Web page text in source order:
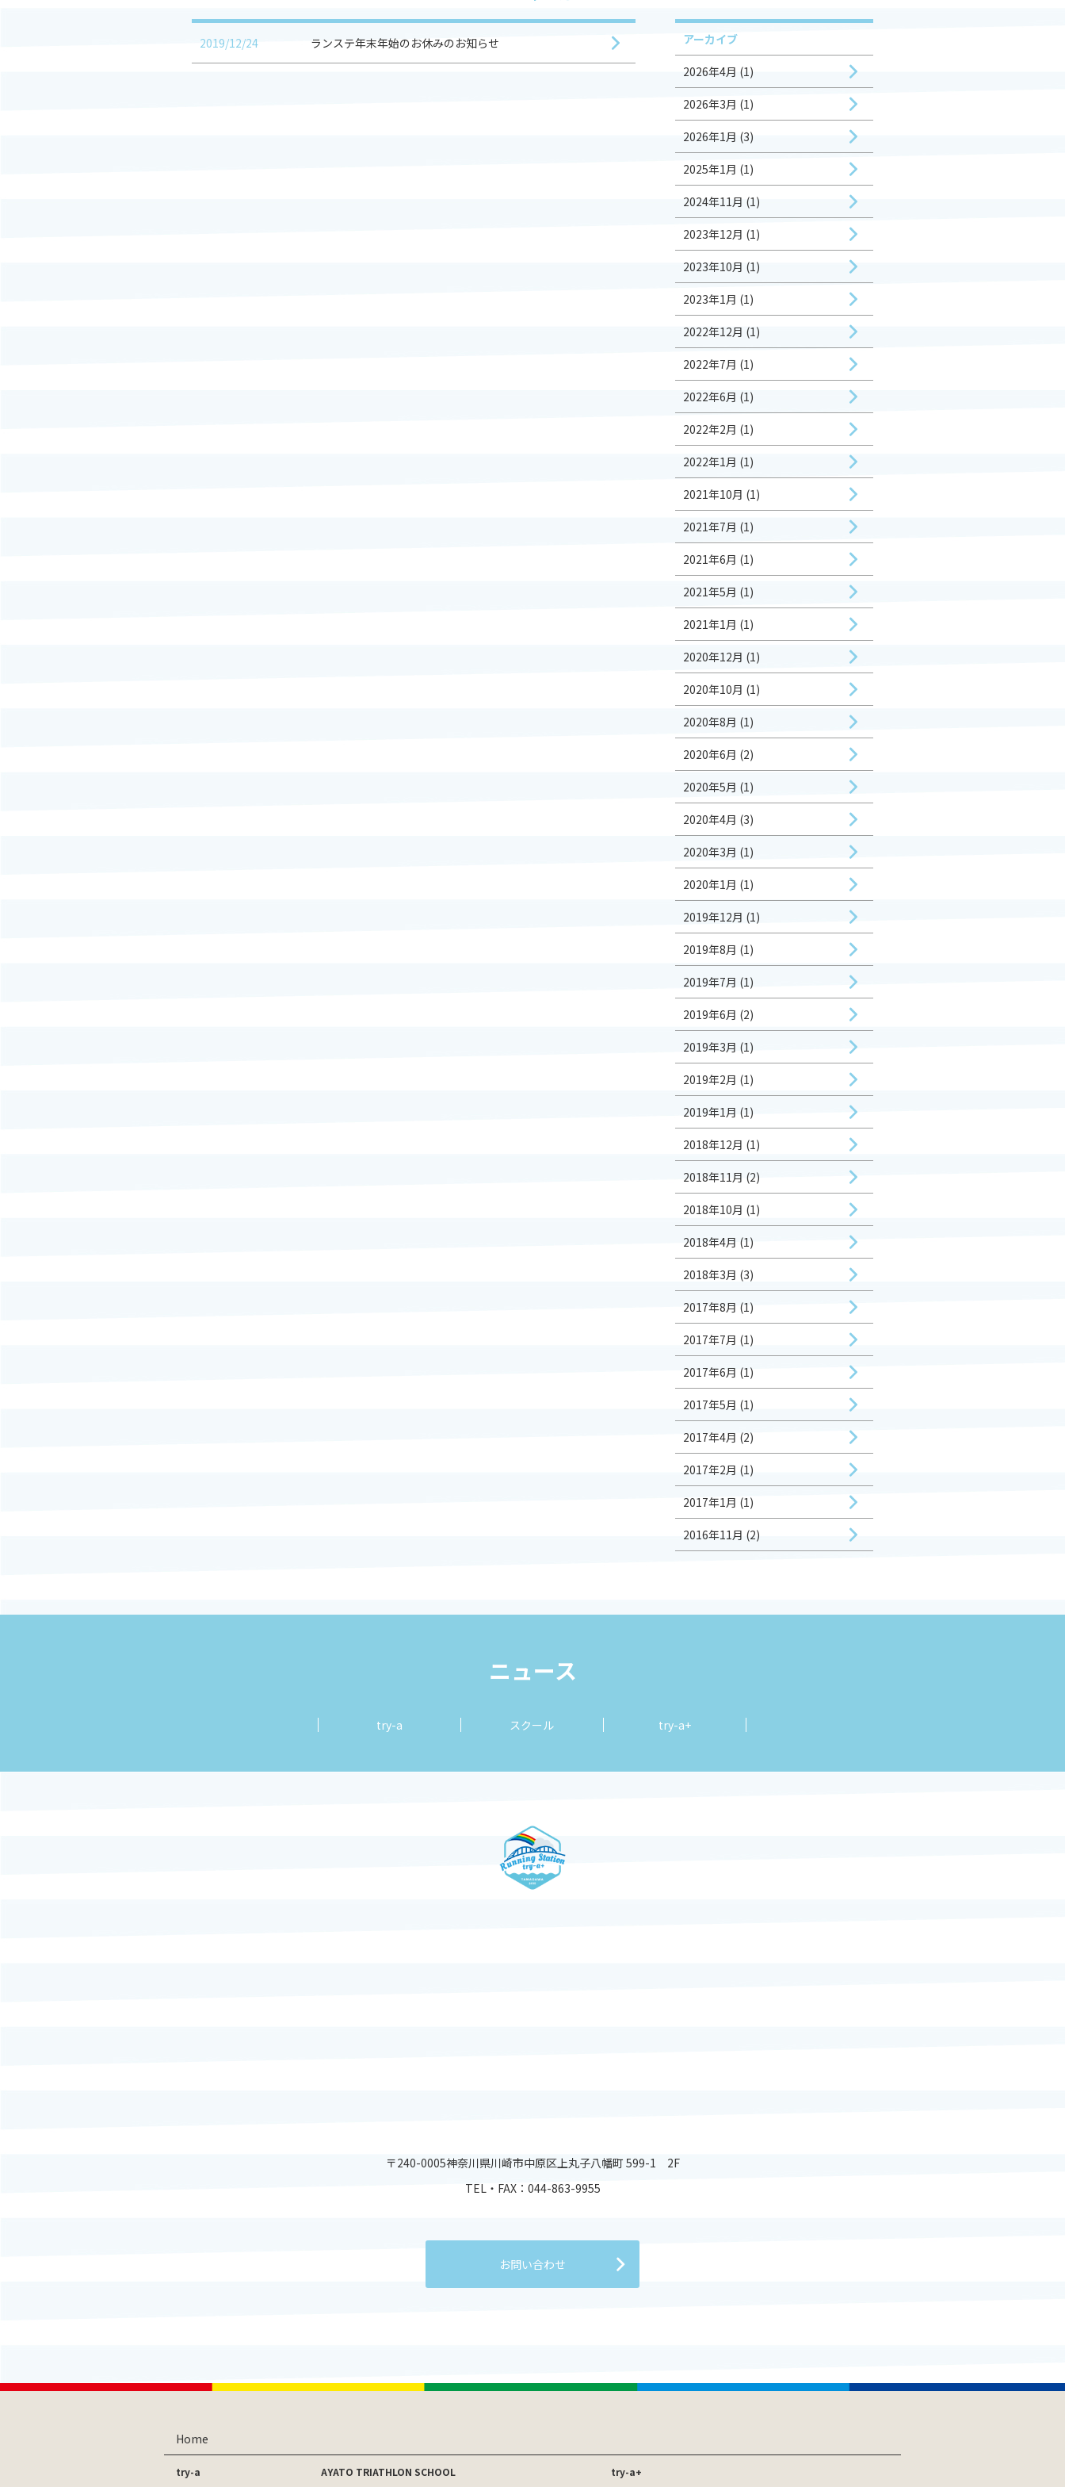
休会・退会届
無料体験申し込み
2019/12/24 ランステ年末年始のお休みのお知らせ アーカイブ
2026年4月 (1)
2026年3月 (1)
2026年1月 (3)
2025年1月 (1)
2024年11月 (1)
2023年12月 (1)
2023年10月 (1)
2023年1月 (1)
2022年12月 (1)
2022年7月 (1)
2022年6月 (1)
2022年2月 (1)
2022年1月 (1)
2021年10月 (1)
2021年7月 (1)
2021年6月 (1)
2021年5月 (1)
2021年1月 (1)
2020年12月 (1)
2020年10月 (1)
2020年8月 (1)
2020年6月 (2)
2020年5月 (1)
2020年4月 (3)
2020年3月 (1)
2020年1月 (1)
2019年12月 (1)
2019年8月 (1)
2019年7月 (1)
2019年6月 (2)
2019年3月 (1)
2019年2月 (1)
2019年1月 (1)
2018年12月 (1)
2018年11月 (2)
2018年10月 (1)
2018年4月 (1)
2018年3月 (3)
2017年8月 (1)
2017年7月 (1)
2017年6月 (1)
2017年5月 (1)
2017年4月 (2)
2017年2月 (1)
2017年1月 (1)
2016年11月 (2)
ニュース
try-a スクール try-a+
〒240-0005神奈川県川崎市中原区上丸子八幡町 599-1 2F
TEL・FAX：044-863-9955
お問い合わせ
Home
try-a AYATO TRIATHLON SCHOOL try-a+